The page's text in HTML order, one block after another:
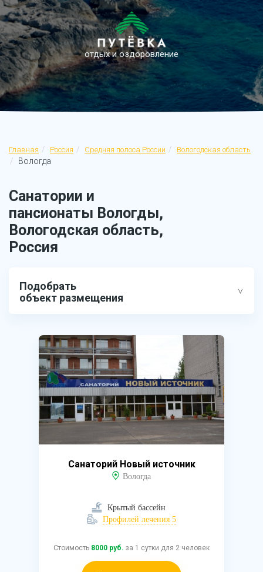
отдых и оздоровление
Главная Россия Средняя полоса России Вологодская область
Вологда
Санатории и
пансионаты Вологды,
Вологодская область,
Россия
Подобрать
объект размещения
Санаторий Новый источник
Вологда
Крытый бассейн
Профилей лечения 5
Стоимость 8000 руб. за 1 сутки для 2 человек